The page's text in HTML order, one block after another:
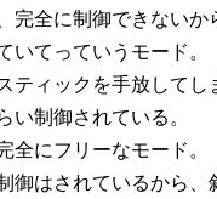
完全に制御できない
いてっていうモード。
ティックを手放してし
い制御されている。
全にフリーなモード。
御はされているから、